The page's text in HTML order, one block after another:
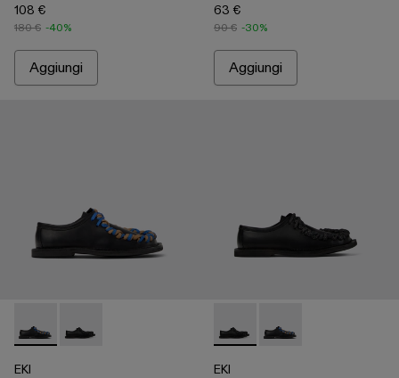
108 €
180 € -40%
Aggiungi
63 €
90 € -30%
Aggiungi
EKI - A500049-004 - Black
EKI - A500049-001 - Black
EKI
EKI - A500049-001 - Black
EKI - A500049-004 -
EKI